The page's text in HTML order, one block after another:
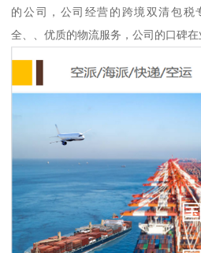
的公司，公司经营的跨境双清包税
全、、优质的物流服务，公司的口碑在